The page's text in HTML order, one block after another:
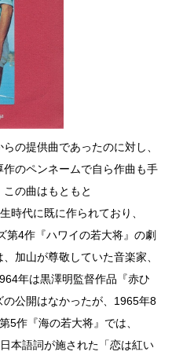
の提供曲であったのに対し、
作のペンネームで自ら作曲も手
の曲はもともと
時代に既に作られており、
第4作『ハワイの若大将』の劇
加山が尊敬していた音楽家、
年は黒澤明監督作品『赤ひ
公開はなかったが、1965年8
5作『海の若大将』では、
本語詞が施された「恋は紅い